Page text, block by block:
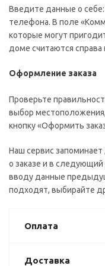
Введите данные о
телефона. В поле
которые могут
доме считаются справа
Оформление заказа
Проверьте
выбор
кнопку «Оформить
Наш сервис
о заказе и в
вводу данные
подходят, выбирайте
Оплата
Доставка